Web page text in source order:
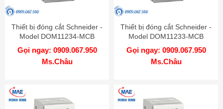
Thiết bị đóng cắt Schneider -
Model DOM11234-MCB
Gọi ngay: 0909.067.950
Ms.Châu
Thiết bị đóng cắt Schneider -
Model DOM11233-MCB
Gọi ngay: 0909.067.950
Ms.Châu